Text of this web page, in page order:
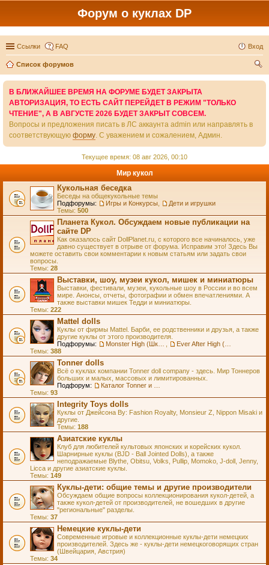
Форум о куклах DP
Ссылки FAQ Вход
Список форумов
В БЛИЖАЙШЕЕ ВРЕМЯ НА ФОРУМЕ БУДЕТ ЗАКРЫТА
АВТОРИЗАЦИЯ, ТО ЕСТЬ САЙТ ПЕРЕЙДЕТ В РЕЖИМ "ТОЛЬКО
ЧТЕНИЕ", А В АВГУСТЕ 2026 БУДЕТ ЗАКРЫТ СОВСЕМ.
Вопросы и предложения писать в ЛС аккаунта admin или направлять в
соответствующую форму. С уважением и сожалением, Админ.
Текущее время: 08 авг 2026, 00:10
Мир кукол
Кукольная беседка
Беседы на общекукольные темы
Подфорумы:
Игры и Конкурсы
Дети и игрушки
Темы: 500
Планета Кукол. Обсуждаем новые публикации на
сайте DP
Как оказалось сайт DollPlanet.ru, с которого все начиналось, уже
давно существует в отрыве от форума. Исправим это! Здесь Вы
можете оставить свои комментарии к новым статьям или задать свои
вопросы.
Темы: 28
Выставки, шоу, музеи кукол, мишек и миниатюры
Выставки, фестивали, музеи, кукольные шоу в России и во всем
мире. Анонсы, отчеты, фотографии и обмен впечатлениями. А
также выставки мишек Тедди и миниатюры.
Темы: 222
Mattel dolls
Куклы от фирмы Mattel. Барби, ее родственники и друзья, а также
другие куклы от этого производителя.
Подфорумы:
Темы: 388
Tonner dolls
Всё о куклах компании Tonner doll company - здесь. Мир Тоннеров
больших и малых, массовых и лимитированных.
Подфорум:
Темы: 93
Integrity Toys dolls
Куклы от Джейсона Ву: Fashion Royalty, Monsieur Z, Nippon Misaki и
другие.
Темы: 188
Азиатские куклы
Клуб для любителей культовых японских и корейских кукол.
Шарнирные куклы (BJD - Ball Jointed Dolls), а также
неподражаемые Blythe, Obitsu, Volks, Pullip, Momoko, J-doll, Jenny,
Licca и другие азиатские куклы.
Темы: 149
Куклы-дети: общие темы и другие производители
Обсуждаем общие вопросы коллекционирования кукол-детей, а
также кукол-детей от производителей, не вошедших в другие
"региональные" разделы.
Темы: 37
Немецкие куклы-дети
Современные игровые и коллекционные куклы-дети немецких
производителей. Здесь же - куклы-дети немецкоговорящих стран
(Швейцария, Австрия)
Темы: 34